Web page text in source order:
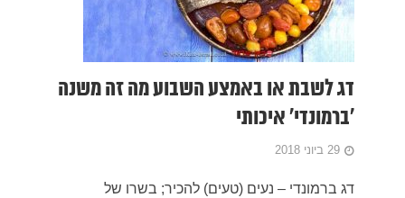
דג לשבת או באמצע השבוע מה זה משנה
'ברמונדי' איכותי
29 ביוני 2018
דג ברמונדי – נעים (טעים) להכיר; בשרו של